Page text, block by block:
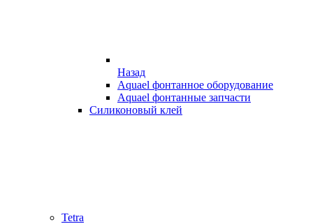
Назад
Aquael фонтанное оборудование
Aquael фонтанные запчасти
Силиконовый клей
Tetra